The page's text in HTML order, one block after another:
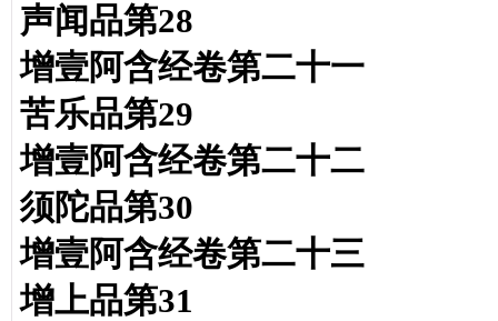
声闻品第28
增壹阿含经卷第二十一
苦乐品第29
增壹阿含经卷第二十二
须陀品第30
增壹阿含经卷第二十三
增上品第31